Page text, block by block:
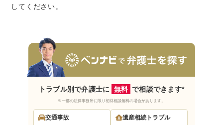
解決したい分野に注力している弁護士を選ぶ
来所不要の弁護士を選ぶ
依頼者の意向を尊重してくれる弁護士を選ぶ
まとめ｜津市で無料法律相談できる弁護士はベ
ンナビで探そう
してください。
トラブル別で弁護士に 無料 で相談できます*
※一部の法律事務所に限り初回相談無料の場合があります。
交通事故 遺産相続トラブル